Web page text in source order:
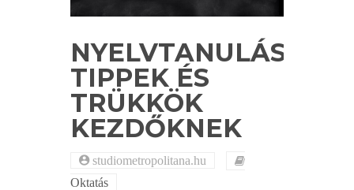
NYELVTANULÁS:
TIPPEK ÉS
TRÜKKÖK
KEZDŐKNEK
studiometropolitana.hu
Oktatás